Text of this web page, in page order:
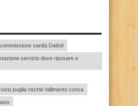
sanità Dattoli
servizio dove riposare e
puglia rischio fallimento conca